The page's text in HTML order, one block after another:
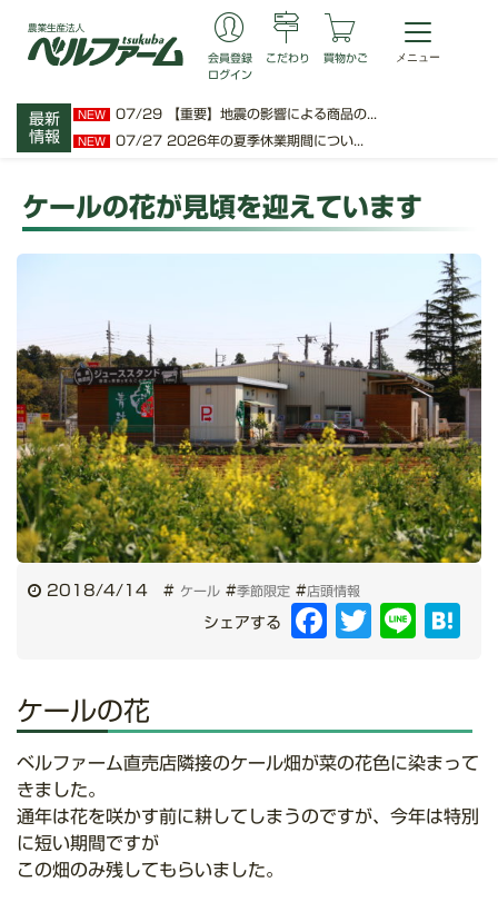
最新
情報
NEW 07/29 【重要】地震の影響による商品の...
NEW 07/27 2026年の夏季休業期間につい...
会員登録
ログイン
こだわり 買物かご
ケールの花が見頃を迎えています
2018/4/14 # ケール #季節限定 #店頭情報
シェアする Facebook
Twitter Line
ケールの花
ベルファーム直売店隣接のケール畑が菜の花色に染まって
きました。
通年は花を咲かす前に耕してしまうのですが、今年は特別
に短い期間ですが
この畑のみ残してもらいました。